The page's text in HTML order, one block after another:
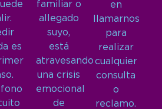
es
familiar o
allegado
suyo,
está
atravesando
una crisis
emocional
de
en
llamarnos
para
realizar
cualquier
consulta
o
reclamo.